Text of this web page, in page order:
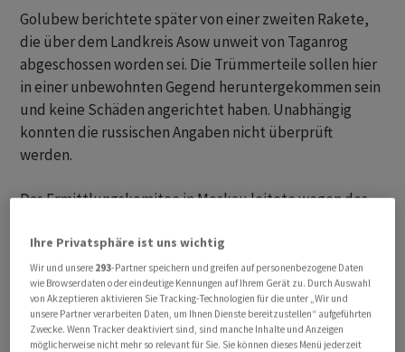
Golubew berichtete später von einer zweiten Rakete,
die über dem Landkreis Asow unweit von Taganrog
abgeschossen worden sei. Die Trümmerteile sollen hier
in einer unbewohnten Gegend heruntergekommen sein
und keine Schäden angerichtet haben. Unabhängig
konnten die russischen Angaben nicht überprüft
werden.
Das Ermittlungskomitee in Moskau leitete wegen des
Terrorismus ein. In der Pressemitteilung der Behörde ist
von 13 Verletzten die Rede. Dazu seien mehrere
Wohnhäuser und administrative Gebäude beschädigt
worden.
Ihre Privatsphäre ist uns wichtig
Wir und unsere 293-Partner speichern und greifen auf personenbezogene Daten
wie Browserdaten oder eindeutige Kennungen auf Ihrem Gerät zu. Durch Auswahl
von Akzeptieren aktivieren Sie Tracking-Technologien für die unter „Wir und
unsere Partner verarbeiten Daten, um Ihnen Dienste bereitzustellen“ aufgeführten
Zwecke. Wenn Tracker deaktiviert sind, sind manche Inhalte und Anzeigen
möglicherweise nicht mehr so relevant für Sie. Sie können dieses Menü jederzeit